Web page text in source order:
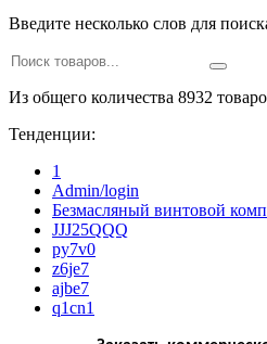
Введите несколько слов для
Из общего количества 8932
Тенденции:
1
Admin/login
Безмасляный винтовой
JJJ25QQQ
py7v0
z6je7
ajbe7
q1cn1